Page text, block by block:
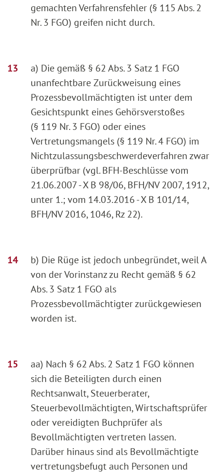
gemachten Verfahrensfehler (§ 115 Abs. 2
Nr. 3 FGO) greifen nicht durch.
a) Die gemäß § 62 Abs. 3 Satz 1 FGO
unanfechtbare Zurückweisung eines
Prozessbevollmächtigten ist unter dem
Gesichtspunkt eines Gehörsverstoßes
(§ 119 Nr. 3 FGO) oder eines
Vertretungsmangels (§ 119 Nr. 4 FGO) im
Nichtzulassungsbeschwerdeverfahren zwar
überprüfbar (vgl. BFH-Beschlüsse vom
21.06.2007 - X B 98/06, BFH/NV 2007, 1912,
unter 1.; vom 14.03.2016 - X B 101/14,
BFH/NV 2016, 1046, Rz 22).
b) Die Rüge ist jedoch unbegründet, weil A
von der Vorinstanz zu Recht gemäß § 62
Abs. 3 Satz 1 FGO als
Prozessbevollmächtigter zurückgewiesen
worden ist.
aa) Nach § 62 Abs. 2 Satz 1 FGO können
sich die Beteiligten durch einen
Rechtsanwalt, Steuerberater,
Steuerbevollmächtigten, Wirtschaftsprüfer
oder vereidigten Buchprüfer als
Bevollmächtigten vertreten lassen.
Darüber hinaus sind als Bevollmächtigte
vertretungsbefugt auch Personen und